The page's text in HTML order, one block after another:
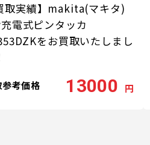
取実績】makita(マキタ)
電式ピンタッカ
をお買取いたしまし
参考価格 13000 円